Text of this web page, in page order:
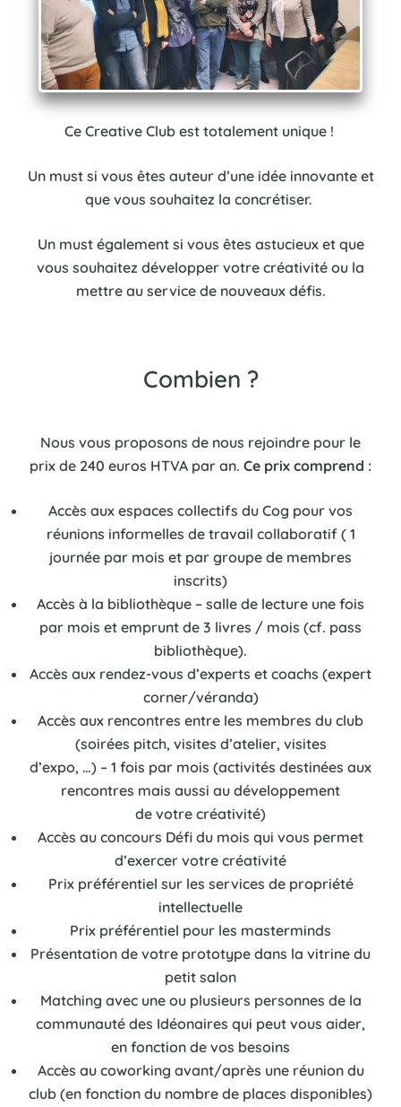
Ce Creative Club est totalement unique !
Un must si vous êtes auteur d’une idée innovante et
que vous souhaitez la concrétiser.
Un must également si vous êtes astucieux et que
vous souhaitez développer votre créativité ou la
mettre au service de nouveaux défis.
Combien ?
Nous vous proposons de nous rejoindre pour le
prix de 240 euros HTVA par an. Ce prix comprend :
Accès aux espaces collectifs du Cog pour vos
réunions informelles de travail collaboratif ( 1
journée par mois et par groupe de membres
inscrits)
Accès à la bibliothèque – salle de lecture une fois
par mois et emprunt de 3 livres / mois (cf. pass
bibliothèque).
Accès aux rendez-vous d’experts et coachs (expert
corner/véranda)
Accès aux rencontres entre les membres du club
(soirées pitch, visites d’atelier, visites
d’expo, …) – 1 fois par mois (activités destinées aux
rencontres mais aussi au développement
de votre créativité)
Accès au concours Défi du mois qui vous permet
d’exercer votre créativité
Prix préférentiel sur les services de propriété
intellectuelle
Prix préférentiel pour les masterminds
Présentation de votre prototype dans la vitrine du
petit salon
Matching avec une ou plusieurs personnes de la
communauté des Idéonaires qui peut vous aider,
en fonction de vos besoins
Accès au coworking avant/après une réunion du
club (en fonction du nombre de places disponibles)